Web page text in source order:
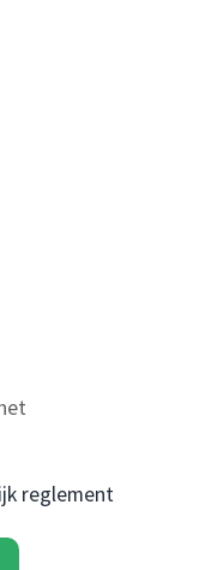
reglement